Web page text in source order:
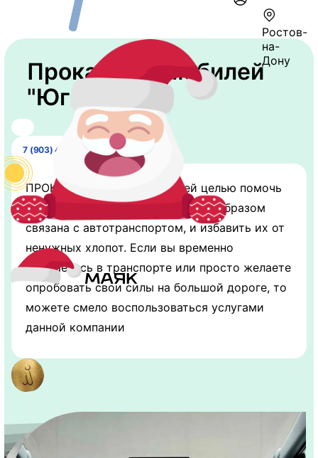
Ростов-
на-
Дону
Прокат автомобилей
"ЮгАвто"
7 (903) 406-26-11
ПРОКАТ ЮгАвто ставит своей целью помочь
людям, чья жизнь определённым образом
связана с автотранспортом, и избавить их от
ненужных хлопот. Если вы временно
нуждаетесь в транспорте или просто желаете
опробовать свои силы на большой дороге, то
можете смело воспользоваться услугами
данной компании